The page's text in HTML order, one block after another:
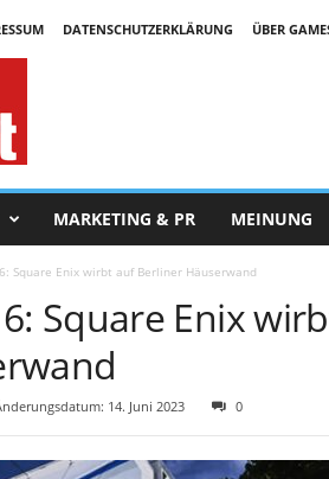
DATENSCHUTZERKLÄRUNG ÜBER
MARKETING & PR MEINUNG
Square Enix wirbt auf Berliner Häuserwand
Square Enix
14. Juni 2023 0